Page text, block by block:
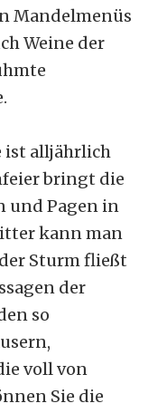
Mandelmenüs
Weine der
ist alljährlich
bringt die
und Pagen in
kann man
Sturm fließt
der
so
voll von
Sie die